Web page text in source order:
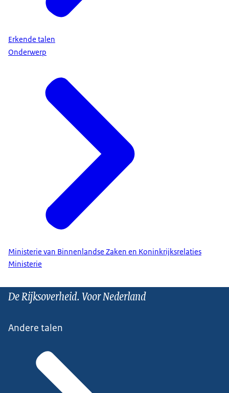
Erkende talen
Onderwerp
Ministerie van Binnenlandse Zaken en Koninkrijksrelaties
Ministerie
De Rijksoverheid. Voor Nederland
Andere talen